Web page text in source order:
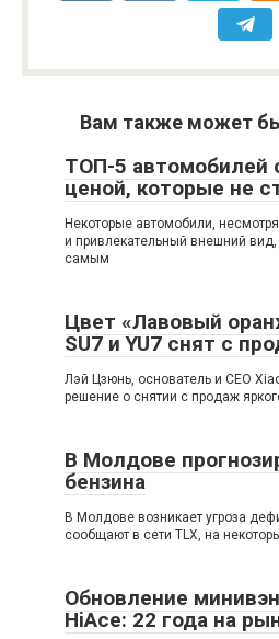
Вам также может
ТОП-5 автомобилей
ценой, которые не
Некоторые автомобили,
и привлекательный внешний вид,
самым
Цвет «Лавовый
SU7 и YU7 снят с
Лэй Цзюнь, основатель и CEO
решение о снятии с продаж
В Молдове
бензина
В Молдове возникает угроза
сообщают в сети TLX, на
Обновление
HiAce: 22 года на